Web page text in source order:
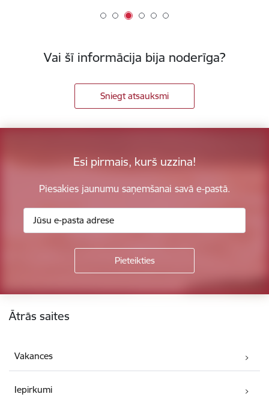
Vai šī informācija bija noderīga?
Sniegt atsauksmi
Esi pirmais, kurš uzzina!
Piesakies jaunumu saņemšanai savā e-pastā.
Ātrās saites
Vakances
Iepirkumi